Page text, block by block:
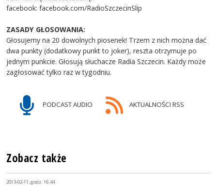
facebook: facebook.com/RadioSzczecinSlip
ZASADY GŁOSOWANIA:
Głosujemy na 20 dowolnych piosenek! Trzem z nich można dać
dwa punkty (dodatkowy punkt to joker), reszta otrzymuje po
jednym punkcie. Głosują słuchacze Radia Szczecin. Każdy może
zagłosować tylko raz w tygodniu.
PODCAST AUDIO AKTUALNOŚCI RSS
Zobacz także
2013-02-11, godz. 16:44